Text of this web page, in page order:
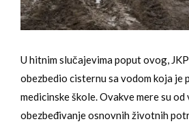
U hitnim slučajevima poput ovog,
obezbedio cisternu sa vodom koja je
medicinske škole. Ovakve mere su
obezbeđivanje osnovnih životnih